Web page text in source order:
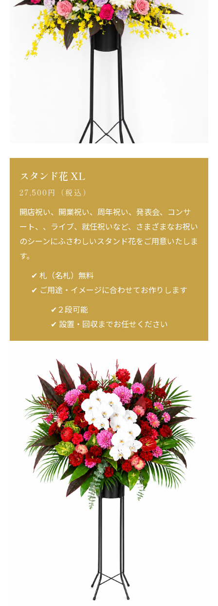
スタンド花 XL
27,500円（税込）
開店祝い、開業祝い、周年祝い、発表会、コンサ
ート、、ライブ、就任祝いなど、さまざまなお祝い
のシーンにふさわしいスタンド花をご用意いたしま
す。
✔ 札（名札）無料
✔ ご用途・イメージに合わせてお作りします
✔２段可能
✔ 設置・回収までお任せください